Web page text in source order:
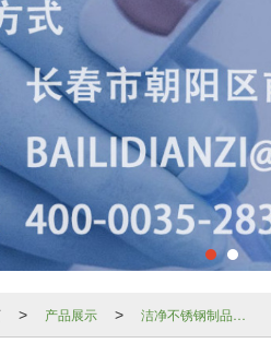
> 产品展示 > 洁净不锈钢制品系列